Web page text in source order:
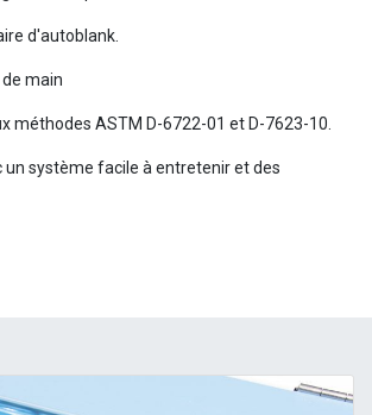
d'autoblank.
main
méthodes ASTM D-6722-01 et D-7623-10.
système facile à entretenir et des